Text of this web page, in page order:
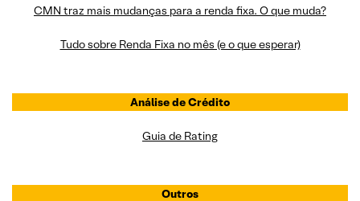
CMN traz mais mudanças para a renda fixa. O que muda?
Tudo sobre Renda Fixa no mês (e o que esperar)
Análise de Crédito
Guia de Rating
Outros